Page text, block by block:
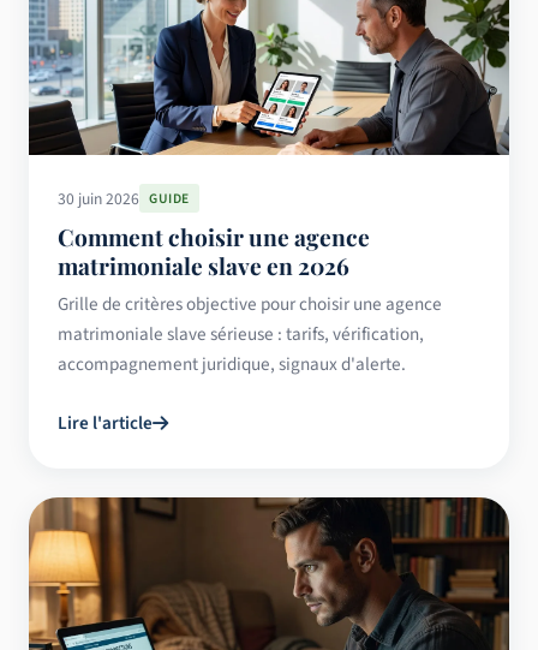
30 juin 2026 GUIDE
Comment choisir une agence
matrimoniale slave en 2026
Grille de critères objective pour choisir une agence
matrimoniale slave sérieuse : tarifs, vérification,
accompagnement juridique, signaux d'alerte.
Lire l'article